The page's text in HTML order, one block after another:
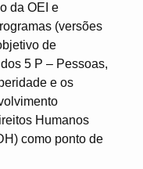
da OEI e
(versões
de
5 P – Pessoas,
e os
Humanos
como ponto de